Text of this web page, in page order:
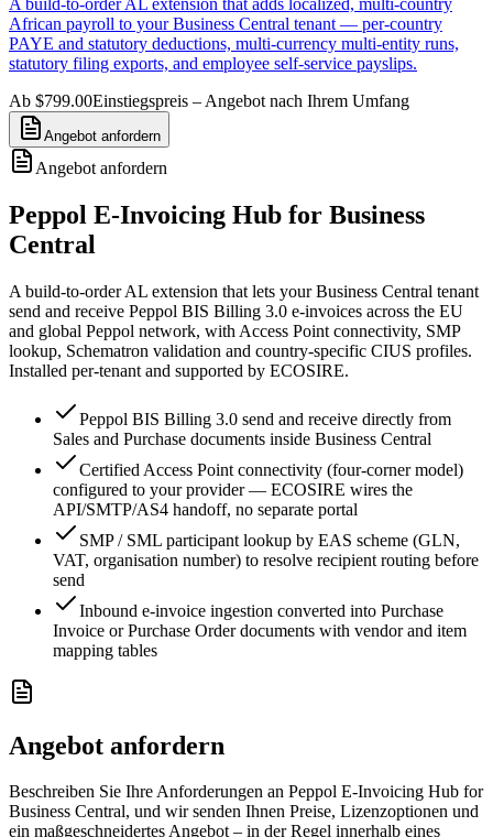
African payroll to your Business Central tenant — per-country
PAYE and statutory deductions, multi-currency multi-entity runs,
statutory filing exports, and employee self-service payslips.
Ab $799.00Einstiegspreis – Angebot nach Ihrem Umfang
Angebot anfordern
Angebot anfordern
Peppol E-Invoicing Hub for Business
Central
A build-to-order AL extension that lets your Business Central tenant
send and receive Peppol BIS Billing 3.0 e-invoices across the EU
and global Peppol network, with Access Point connectivity, SMP
lookup, Schematron validation and country-specific CIUS profiles.
Installed per-tenant and supported by ECOSIRE.
Peppol BIS Billing 3.0 send and receive directly from
Sales and Purchase documents inside Business Central
Certified Access Point connectivity (four-corner model)
configured to your provider — ECOSIRE wires the
API/SMTP/AS4 handoff, no separate portal
SMP / SML participant lookup by EAS scheme (GLN,
VAT, organisation number) to resolve recipient routing before
send
Inbound e-invoice ingestion converted into Purchase
Invoice or Purchase Order documents with vendor and item
mapping tables
Angebot anfordern
Beschreiben Sie Ihre Anforderungen an Peppol E-Invoicing Hub for
Business Central, und wir senden Ihnen Preise, Lizenzoptionen und
ein maßgeschneidertes Angebot – in der Regel innerhalb eines